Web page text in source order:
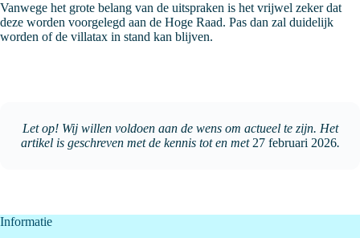
Vanwege het grote belang van de uitspraken is het vrijwel zeker dat
deze worden voorgelegd aan de Hoge Raad. Pas dan zal duidelijk
worden of de villatax in stand kan blijven.
Let op! Wij willen voldoen aan de wens om actueel te zijn. Het
artikel is geschreven met de kennis tot en met 27 februari 2026.
Informatie